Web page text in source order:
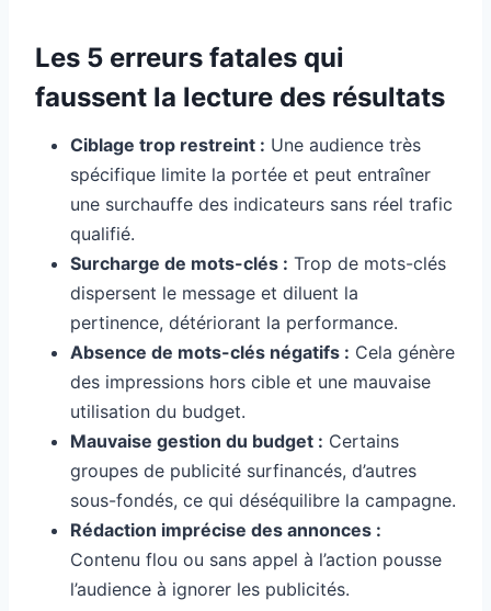
Les 5 erreurs fatales qui
faussent la lecture des résultats
Ciblage trop restreint : Une audience très
spécifique limite la portée et peut entraîner
une surchauffe des indicateurs sans réel trafic
qualifié.
Surcharge de mots-clés : Trop de mots-clés
dispersent le message et diluent la
pertinence, détériorant la performance.
Absence de mots-clés négatifs : Cela génère
des impressions hors cible et une mauvaise
utilisation du budget.
Mauvaise gestion du budget : Certains
groupes de publicité surfinancés, d’autres
sous-fondés, ce qui déséquilibre la campagne.
Rédaction imprécise des annonces :
Contenu flou ou sans appel à l’action pousse
l’audience à ignorer les publicités.